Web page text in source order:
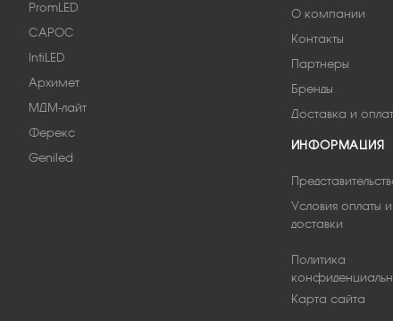
PromLED
САРОС
IntiLED
Архимет
МДМ-лайт
Ферекс
Geniled
О компании
Контакты
Партнеры
Бренды
Доставка и
ИНФОРМАЦИЯ
Условия оплаты и
доставки
Политика
Карта сайта